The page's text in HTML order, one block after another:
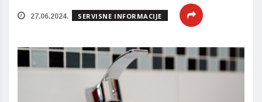
27.06.2024. SERVISNE INFORMACIJE